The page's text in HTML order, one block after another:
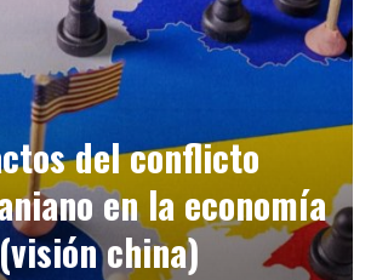
del conflicto
en la economía
china)